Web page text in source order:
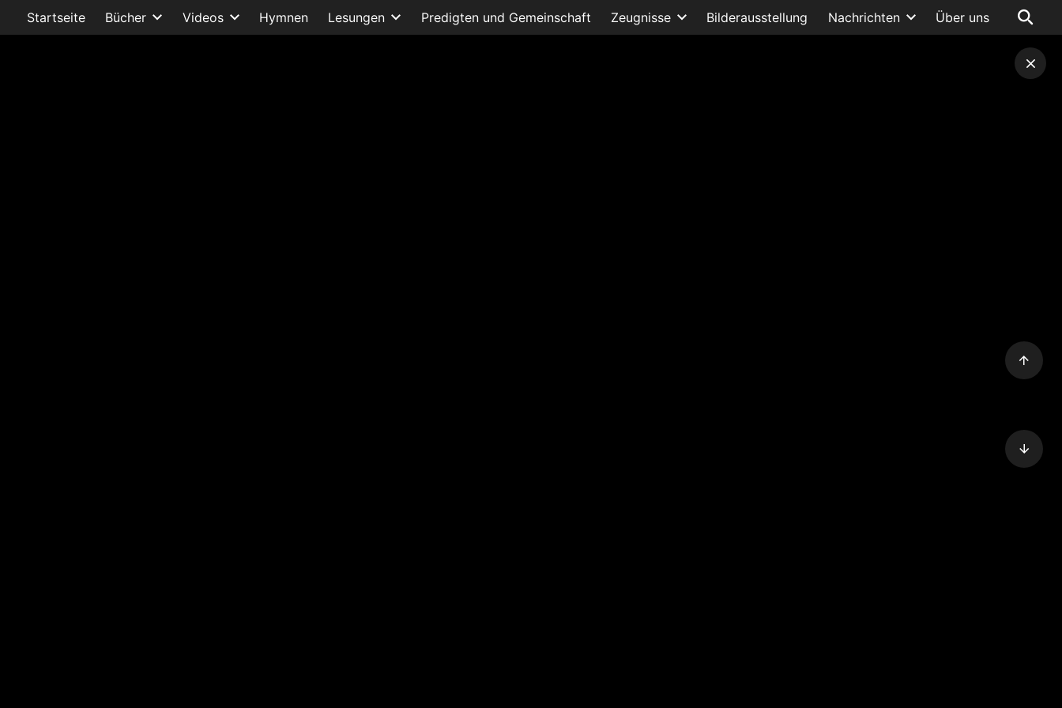
Startseite Bücher Videos Hymnen Lesungen Predigten und Gemeinschaft Zeugnisse Bilderausstellung Nachrichten Über uns